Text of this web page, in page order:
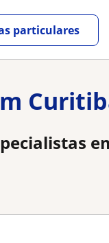
particulares